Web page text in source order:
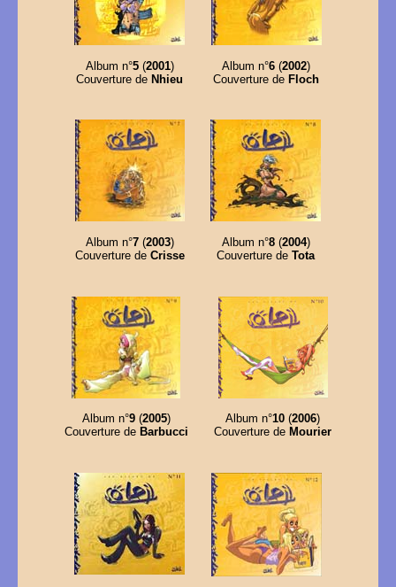
Album n°5(2001)
Couverture de Nhieu
Album n°6 (2002)
Couverture de Floch
Album n°7(2003)
Couverture de Crisse
Album n°8(2004)
Couverture deTota
Album n°9(2005)
Couverture de Barbucci
Album n°10 (2006)
Couverture de Mourier